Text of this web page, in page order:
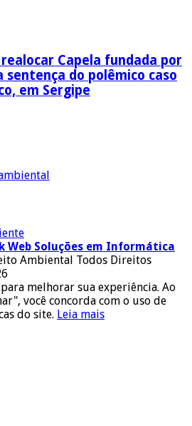
realocar Capela fundada por
sentença do polêmico caso
em Sergipe
Web Soluções em Informática
Ambiental Todos Direitos
melhorar sua experiência. Ao
você concorda com o uso de
do site. Leia mais